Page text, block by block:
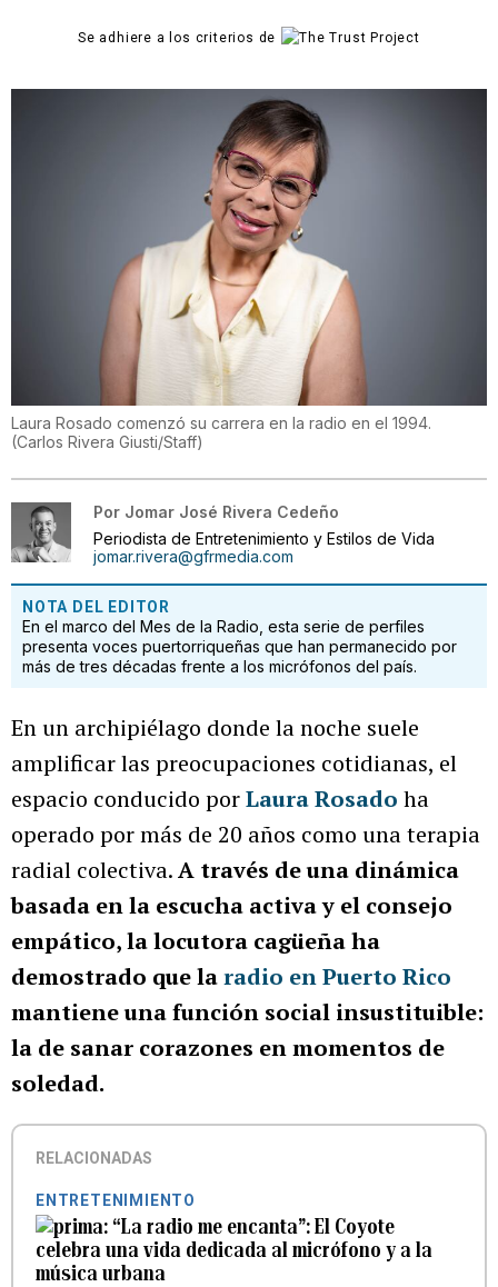
Se adhiere a los criterios de
Laura Rosado comenzó su carrera en la radio en el 1994.
(Carlos Rivera Giusti/Staff)
Por Jomar José Rivera Cedeño
Periodista de Entretenimiento y Estilos de Vida
jomar.rivera@gfrmedia.com
NOTA DEL EDITOR
En el marco del Mes de la Radio, esta serie de perfiles
presenta voces puertorriqueñas que han permanecido por
más de tres décadas frente a los micrófonos del país.
En un archipiélago donde la noche suele
amplificar las preocupaciones cotidianas, el
espacio conducido porLaura Rosado ha
operado por más de 20 años como una terapia
radial colectiva.A través de una dinámica
basada en la escucha activa y el consejo
empático, la locutora cagüeña ha
demostrado que laradio en Puerto Rico
mantiene una función social insustituible:
la de sanar corazones en momentos de
soledad.
RELACIONADAS
ENTRETENIMIENTO
“La radio me encanta”: El Coyote
celebra una vida dedicada al micrófono y a la
música urbana